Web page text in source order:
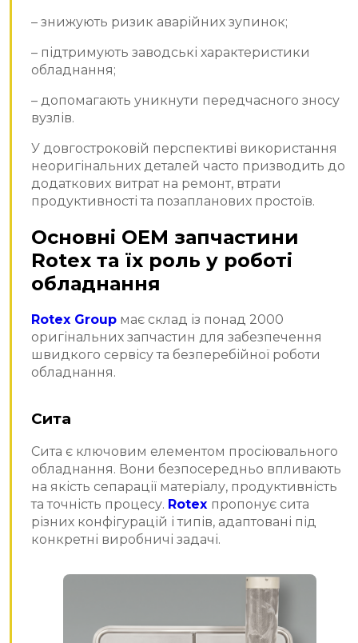
– знижують ризик аварійних зупинок;
– підтримують заводські характеристики
обладнання;
– допомагають уникнути передчасного зносу
вузлів.
У довгостроковій перспективі використання
неоригінальних деталей часто призводить до
додаткових витрат на ремонт, втрати
продуктивності та позапланових простоїв.
Основні OEM запчастини
Rotex та їх роль у роботі
обладнання
Rotex Group має склад із понад 2000
оригінальних запчастин для забезпечення
швидкого сервісу та безперебійної роботи
обладнання.
Сита
Сита є ключовим елементом просіювального
обладнання. Вони безпосередньо впливають
на якість сепарації матеріалу, продуктивність
та точність процесу. Rotex пропонує сита
різних конфігурацій і типів, адаптовані під
конкретні виробничі задачі.